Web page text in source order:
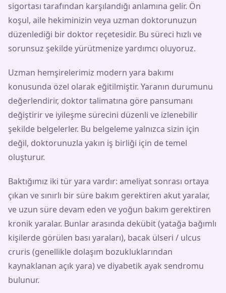
sigortası tarafından karşılandığı anlamına gelir. Ön
koşul, aile hekiminizin veya uzman doktorunuzun
düzenlediği bir doktor reçetesidir. Bu süreci hızlı ve
sorunsuz şekilde yürütmenize yardımcı oluyoruz.
Uzman hemşirelerimiz modern yara bakımı
konusunda özel olarak eğitilmiştir. Yaranın durumunu
değerlendirir, doktor talimatına göre pansumanı
değiştirir ve iyileşme sürecini düzenli ve izlenebilir
şekilde belgelerler. Bu belgeleme yalnızca sizin için
değil, doktorunuzla yakın iş birliği için de temel
oluşturur.
Baktığımız iki tür yara vardır: ameliyat sonrası ortaya
çıkan ve sınırlı bir süre bakım gerektiren akut yaralar,
ve uzun süre devam eden ve yoğun bakım gerektiren
kronik yaralar. Bunlar arasında dekübit (yatağa bağımlı
kişilerde görülen bası yaraları), bacak ülseri / ulcus
cruris (genellikle dolaşım bozukluklarından
kaynaklanan açık yara) ve diyabetik ayak sendromu
bulunur.